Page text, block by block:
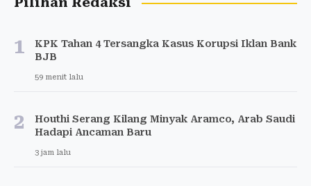
1
KPK Tahan 4 Tersangka Kasus Korupsi Iklan Bank
BJB
59 menit lalu
2
Houthi Serang Kilang Minyak Aramco, Arab Saudi
Hadapi Ancaman Baru
3 jam lalu